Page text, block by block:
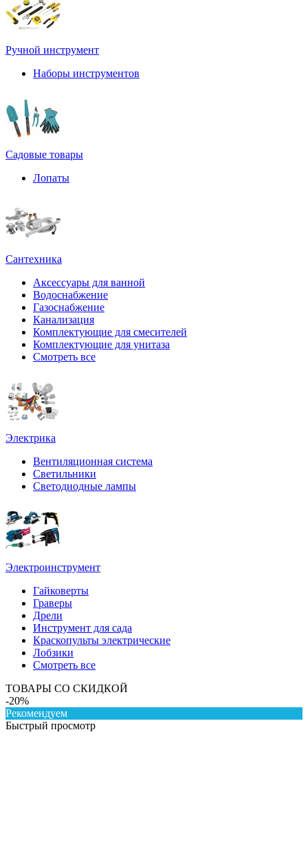
Ручной инструмент
Наборы инструментов
Садовые товары
Лопаты
Сантехника
Аксессуары для ванной
Водоснабжение
Газоснабжение
Канализация
Комплектующие для смесителей
Комплектующие для унитаза
Смотреть все
Электрика
Вентиляционная система
Светильники
Светодиодные лампы
Электроинструмент
Гайковерты
Граверы
Дрели
Инструмент для сада
Краскопульты электрические
Лобзики
Смотреть все
ТОВАРЫ СО СКИДКОЙ
-20%
Рекомендуем
Быстрый просмотр